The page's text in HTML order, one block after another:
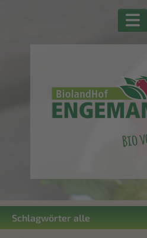
Schlagwörter alle